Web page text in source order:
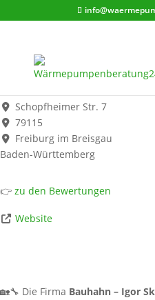
Bauhahn - Igor Skulj
Schopfheimer Str. 7
79115
Freiburg im Breisgau
Baden-Württemberg
👉 zu den Bewertungen
Website
🏡🔧 Die Firma Bauhahn – Igor